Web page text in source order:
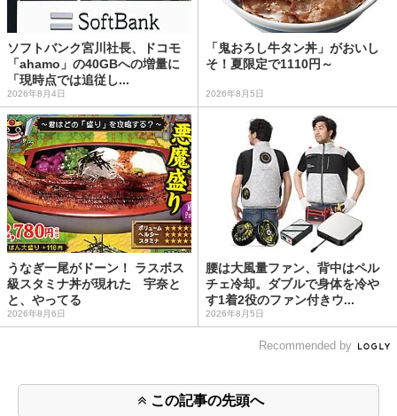
ソフトバンク宮川社長、ドコモ
「ahamo」の40GBへの増量に
「現時点では追従し...
2026年8月4日
「鬼おろし牛タン丼」がおいし
そ！夏限定で1110円～
2026年8月5日
うなぎ一尾がドーン！ ラスボス
級スタミナ丼が現れた 宇奈と
と、やってる
2026年8月6日
腰は大風量ファン、背中はペル
チェ冷却。ダブルで身体を冷や
す1着2役のファン付きウ...
2026年8月5日
Recommended by
この記事の先頭へ